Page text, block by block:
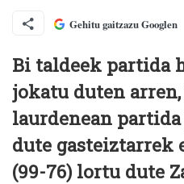
Gehitu gaitzazu Googlen
Bi taldeek partida
jokatu duten
laurdenean
dute gasteiztarrek
(99-76) lortu dute